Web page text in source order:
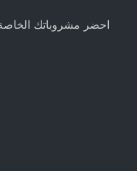
احضر مشروباتك